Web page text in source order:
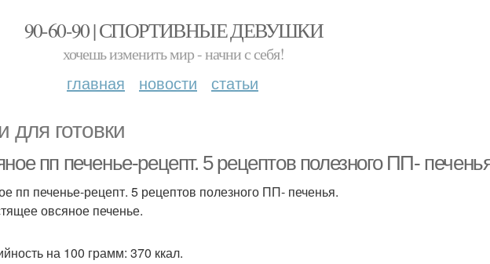
90-60-90 | СПОРТИВНЫЕ ДЕВУШКИ
хочешь изменить мир - начни с себя!
главная новости статьи
для готовки
пп печенье-рецепт. 5 рецептов полезного ПП-
пп печенье-рецепт. 5 рецептов полезного ПП- печенья.
овсяное печенье.
на 100 грамм: 370 ккал.